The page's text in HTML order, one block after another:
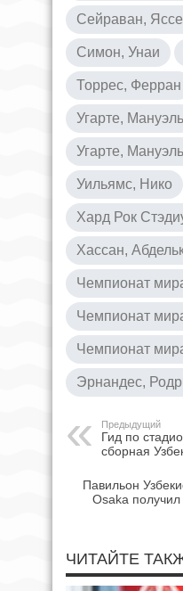
Сейраван,
Симон, Унаи
Торрес, Ферран
Угарте, Мануэль
Угарте,
Уильямс, Нико
Хард Рок
Хассан,
Чемпионат
Чемпионат
Чемпионат
Эрнандес,
Предыдущий
Гид по
сборная
Павильон
Osaka
ЧИТАЙТЕ